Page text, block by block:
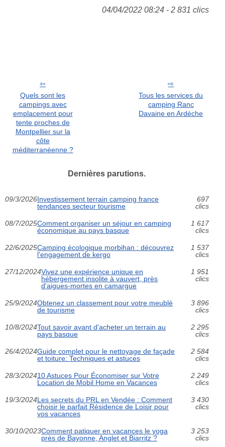
04/04/2022 08:24 - 2 831 clics
Quels sont les
campings avec
emplacement pour
tente proches de
Montpellier sur la
côte
méditerranéenne ?
Tous les services du
camping Ranc
Davaine en Ardèche
Dernières parutions.
09/3/2026Investissement terrain camping france
tendances secteur tourisme
697
clics
08/7/2025Comment organiser un séjour en camping
économique au pays basque
1 617
clics
22/6/2025Camping écologique morbihan : découvrez
l'engagement de kergo
1 537
clics
27/12/2024Vivez une expérience unique en
hébergement insolite à vauvert, près
d'aigues-mortes en camargue
1 951
clics
25/9/2024Obtenez un classement pour votre meublé
de tourisme
3 896
clics
10/8/2024Tout savoir avant d'acheter un terrain au
pays basque
2 295
clics
26/4/2024Guide complet pour le nettoyage de façade
et toiture: Techniques et astuces
2 584
clics
28/3/202410 Astuces Pour Économiser sur Votre
Location de Mobil Home en Vacances
2 249
clics
19/3/2024Les secrets du PRL en Vendée : Comment
choisir le parfait Résidence de Loisir pour
vos vacances
3 430
clics
30/10/2023Comment patiquer en vacances le yoga
près de Bayonne, Anglet et Biarritz ?
3 253
clics